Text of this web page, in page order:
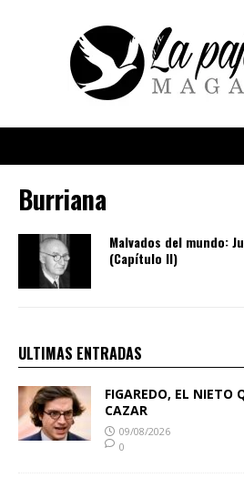
Burriana
Malvados del mundo:
(Capítulo II)
ULTIMAS ENTRADAS
FIGAREDO, EL NIETO
CAZAR
09/08/2026
0